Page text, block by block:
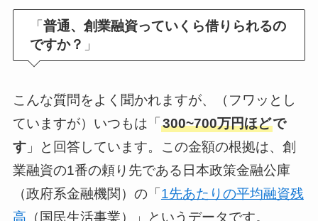
「普通、創業融資っていくら借りられるの
ですか？ 」
こんな質問をよく聞かれますが、（フワッとし
ていますが）いつもは「300~700万円ほどで
す」と回答しています。この金額の根拠は、創
業融資の1番の頼り先である日本政策金融公庫
（政府系金融機関）の「1先あたりの平均融資残
高 （国民生活事業）」というデータです。